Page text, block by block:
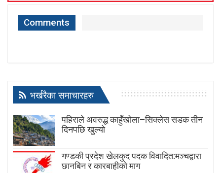
Comments
भर्खरैका समाचारहरु
पहिराले अवरुद्ध काहुँखोला–सिक्लेस सडक तीन
दिनपछि खुल्यो
गण्डकी प्रदेश खेलकुद पदक विवादित:मञ्चद्वारा
छानबिन र कारबाहीको माग